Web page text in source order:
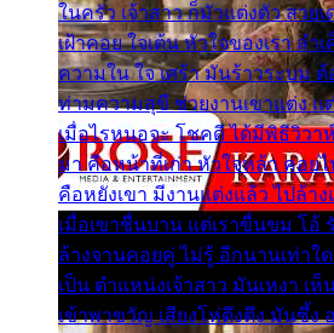
ในครัว เจ้าสาว ก็มัวแต่งตัว สวยเ
เฝ้าคอย ใจเต้น หัวใจของเรา ลำ
ความใน ใจ เศร้า มันร้าวระบม
ท่ามความสุขี ช่วยงานเขาแต่ง แ
เมื่อไรหนอจะ โชคดี ได้มีพิธีวิวา
มา คือหน้าที่เก่า หัวใจหล้า คอย
คือหยังเขา มีงานแต่งแล้ว ไปล้า
เมื่อเขาชื่นบาน แต่เราขื่นขม โอ้
ล้างจานคอยคู่ ไม่รู้ อีกนานเท่าใ
เป็น ตำแหน่งเจ้าสาว มันเหงา เ
เข้าพาขวัญ เสียงโห่ตึงตึง มันซึ้ง